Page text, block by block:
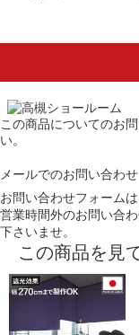
この商品についてのお
い。
メールでのお問い合わせ
お問い合わせフォーム
営業時間外のお問い合
下さいませ。
この商品を見